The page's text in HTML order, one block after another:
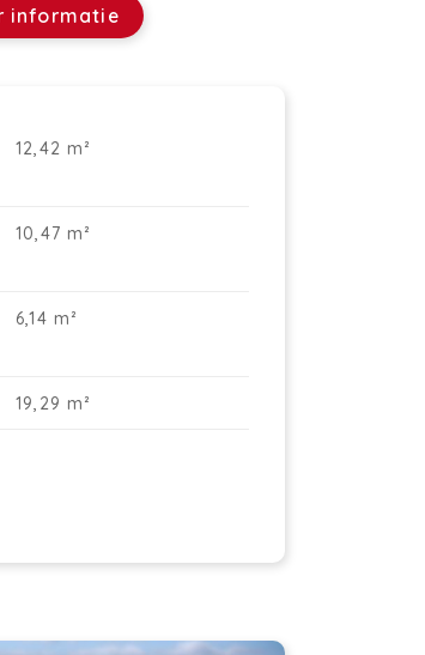
oppervlakte van
voorzien van twee
elk appartement
tot verfijnde details.
om jouw droomwoning
zonnepanelen,
een E-peil van 20 of beter! Zo
u van een
informatie
12,42 m²
10,47 m²
6,14 m²
19,29 m²